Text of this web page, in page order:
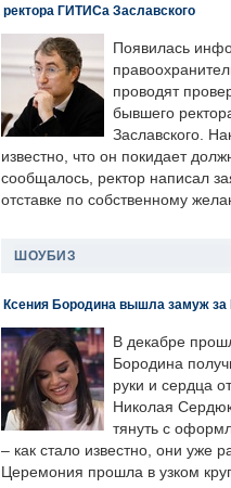
ректора ГИТИСа Заславского
Появилась
проводят
бывшего
Заславского.
известно, что он покидает
сообщалось, ректор написал
отставке по собственному
ШОУБИЗ
Ксения Бородина вышла замуж
В декабре
Бородина
руки и сердца
Николая
тянуть с
– как стало известно, они уже
Церемония прошла в узком